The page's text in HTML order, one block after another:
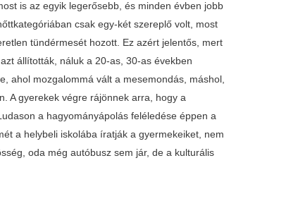
is az egyik legerősebb, és minden évben jobb
csak egy-két szereplő volt, most
tündérmesét hozott. Ez azért jelentős, mert
állították, náluk a 20-as, 30-as években
ahol mozgalommá vált a mesemondás, máshol,
A gyerekek végre rájönnek arra, hogy a
a hagyományápolás feléledése éppen a
a helybeli iskolába íratják a gyermekeiket, nem
oda még autóbusz sem jár, de a kulturális